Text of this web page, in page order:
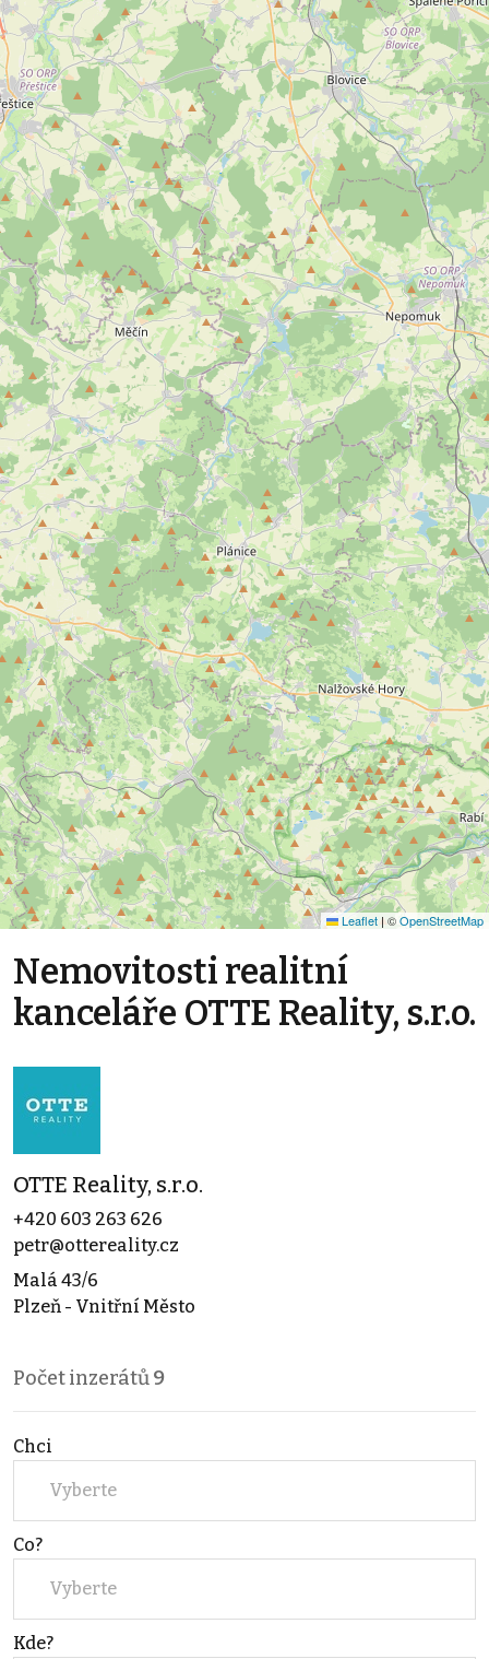
Leaflet | ©OpenStreetMap
Nemovitosti realitní
kanceláře OTTE Reality, s.r.o.
OTTE Reality, s.r.o.
+420 603 263 626
petr@ottereality.cz
Malá 43/6
Plzeň - Vnitřní Město
Počet inzerátů9
Chci
Vyberte
Co?
Vyberte
Kde?